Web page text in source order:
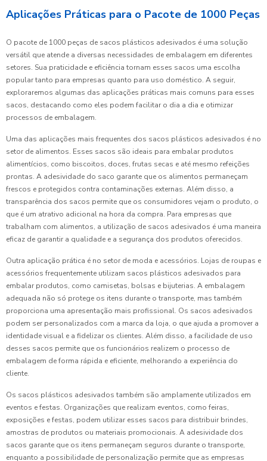
Aplicações Práticas para o Pacote de 1000 Peças
O pacote de 1000 peças de sacos plásticos adesivados é uma solução
versátil que atende a diversas necessidades de embalagem em diferentes
setores. Sua praticidade e eficiência tornam esses sacos uma escolha
popular tanto para empresas quanto para uso doméstico. A seguir,
exploraremos algumas das aplicações práticas mais comuns para esses
sacos, destacando como eles podem facilitar o dia a dia e otimizar
processos de embalagem.
Uma das aplicações mais frequentes dos sacos plásticos adesivados é no
setor de alimentos. Esses sacos são ideais para embalar produtos
alimentícios, como biscoitos, doces, frutas secas e até mesmo refeições
prontas. A adesividade do saco garante que os alimentos permaneçam
frescos e protegidos contra contaminações externas. Além disso, a
transparência dos sacos permite que os consumidores vejam o produto, o
que é um atrativo adicional na hora da compra. Para empresas que
trabalham com alimentos, a utilização de sacos adesivados é uma maneira
eficaz de garantir a qualidade e a segurança dos produtos oferecidos.
Outra aplicação prática é no setor de moda e acessórios. Lojas de roupas e
acessórios frequentemente utilizam sacos plásticos adesivados para
embalar produtos, como camisetas, bolsas e bijuterias. A embalagem
adequada não só protege os itens durante o transporte, mas também
proporciona uma apresentação mais profissional. Os sacos adesivados
podem ser personalizados com a marca da loja, o que ajuda a promover a
identidade visual e a fidelizar os clientes. Além disso, a facilidade de uso
desses sacos permite que os funcionários realizem o processo de
embalagem de forma rápida e eficiente, melhorando a experiência do
cliente.
Os sacos plásticos adesivados também são amplamente utilizados em
eventos e festas. Organizações que realizam eventos, como feiras,
exposições e festas, podem utilizar esses sacos para distribuir brindes,
amostras de produtos ou materiais promocionais. A adesividade dos
sacos garante que os itens permaneçam seguros durante o transporte,
enquanto a possibilidade de personalização permite que as empresas